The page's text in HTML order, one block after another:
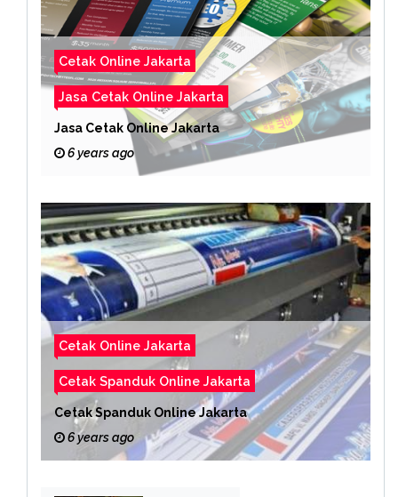
Cetak Online Jakarta
Jasa Cetak Online Jakarta
Jasa Cetak Online Jakarta
6 years ago
Cetak Online Jakarta
Cetak Spanduk Online Jakarta
Cetak Spanduk Online Jakarta
6 years ago